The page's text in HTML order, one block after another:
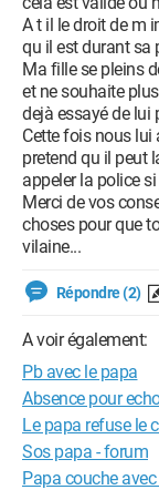
A t il le droit de m
qu il est durant sa
Ma fille se pleins
et ne souhaite
dejà essayé de lui
Cette fois nous lui
pretend qu il peut
appeler la police
Merci de vos
choses pour que
vilaine...
Répondre (2)
A voir également:
Pb avec le papa
Absence pour
Le papa refuse le
Sos papa - forum
Papa couche